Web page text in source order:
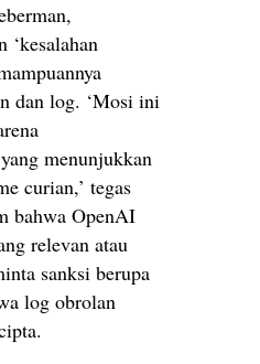
‘kesalahan
dan log. ‘Mosi ini
menunjukkan
curian,’ tegas
bahwa OpenAI
relevan atau
sanksi berupa
log obrolan